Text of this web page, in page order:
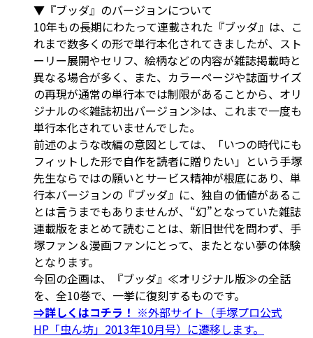
▼『ブッダ』のバージョンについて
10年もの長期にわたって連載された『ブッダ』は、こ
れまで数多くの形で単行本化されてきましたが、スト
ーリー展開やセリフ、絵柄などの内容が雑誌掲載時と
異なる場合が多く、また、カラーページや誌面サイズ
の再現が通常の単行本では制限があることから、オリ
ジナルの≪雑誌初出バージョン≫は、これまで一度も
単行本化されていませんでした。
前述のような改編の意図としては、「いつの時代にも
フィットした形で自作を読者に贈りたい」という手塚
先生ならではの願いとサービス精神が根底にあり、単
行本バージョンの『ブッダ』に、独自の価値があるこ
とは言うまでもありませんが、“幻”となっていた雑誌
連載版をまとめて読むことは、新旧世代を問わず、手
塚ファン＆漫画ファンにとって、またとない夢の体験
となります。
今回の企画は、『ブッダ』≪オリジナル版≫の全話
を、全10巻で、一挙に復刻するものです。
⇒詳しくはコチラ！ ※外部サイト（手塚プロ公式
HP「虫ん坊」2013年10月号）に遷移します。